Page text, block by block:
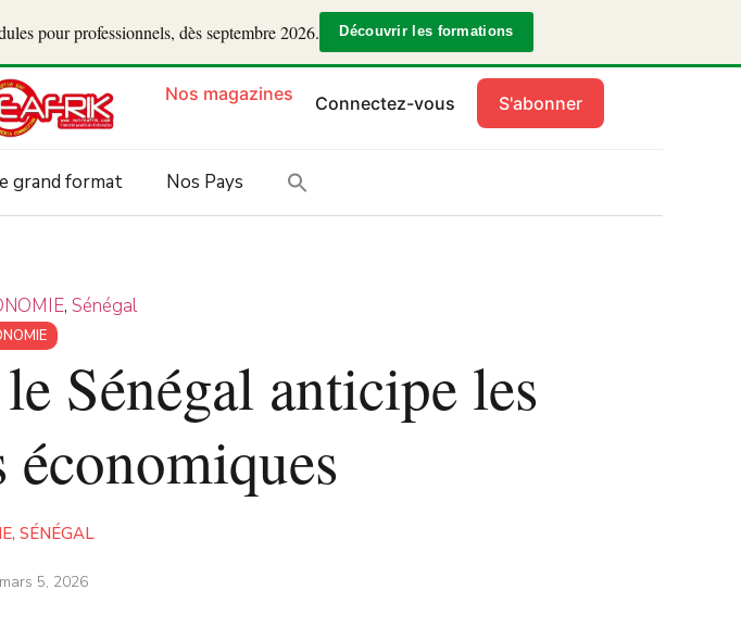
pour professionnels, dès septembre 2026. Découvrir les formations
Nos magazines Connectez-vous S'abonner
grand format Nos Pays
, Sénégal
Sénégal anticipe les
économiques
, SÉNÉGAL
mars 5, 2026